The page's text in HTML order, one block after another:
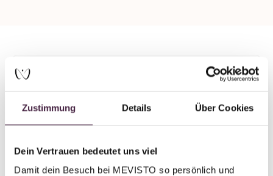
Zustimmung Details Über Cookies
Dein Vertrauen bedeutet uns viel
Damit dein Besuch bei MEVISTO so persönlich und
Bestattungen Hansen
24969 Lindewitt
Germany